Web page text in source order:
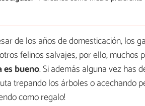
de los años de domesticación, los
felinos salvajes, por ello,
es bueno. Si además alguna vez has
trepando los árboles o acechando
como regalo!